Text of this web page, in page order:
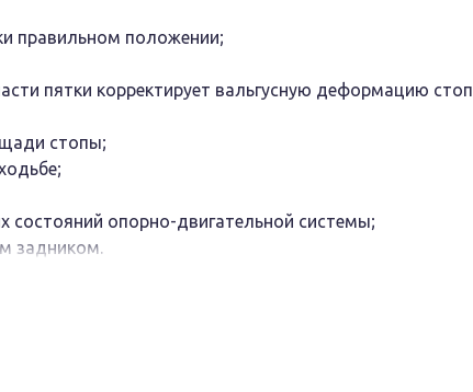
правильном положении;
пятки корректирует вальгусную деформацию стоп
стопы;
состояний опорно-двигательной системы;
задником.